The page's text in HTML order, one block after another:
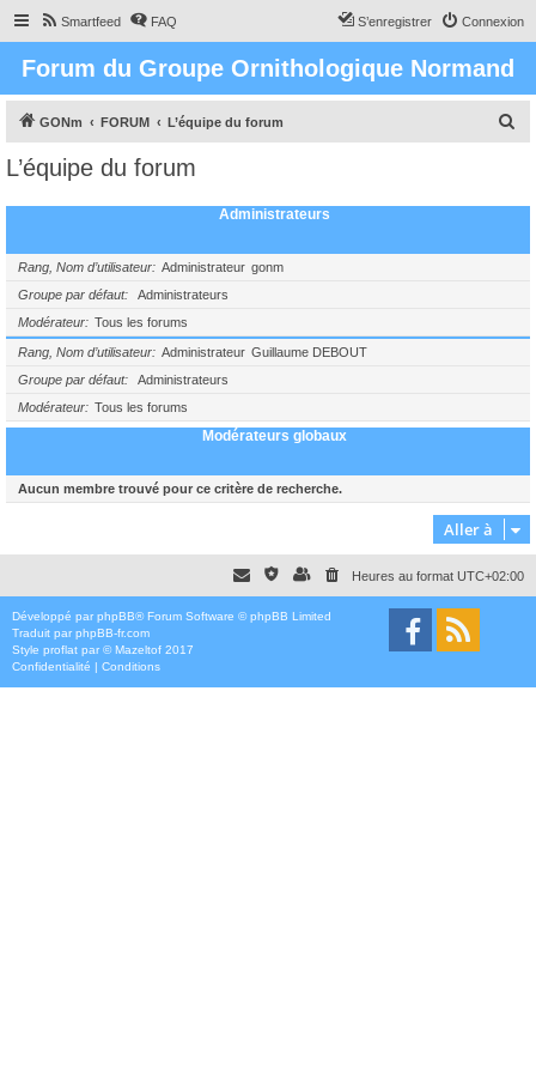
Smartfeed FAQ Connexion
S’enregistrer
Forum du Groupe Ornithologique Normand
GONm FORUM L’équipe du forum
h
L’équipe du forum
Administrateurs
Rang, Nom d’utilisateur Administrateur gonm
Groupe par défaut
Administrateurs
Modérateur
Tous les forums
Rang, Nom d’utilisateur Administrateur Guillaume DEBOUT
Groupe par défaut
Administrateurs
Modérateur
Tous les forums
Modérateurs globaux
Aucun membre trouvé pour ce critère de recherche.
Aller à
Heures au format UTC+02:00
Développé par phpBB® Forum Software © phpBB Limited
Traduit par phpBB-fr.com
Style proflat par ©Mazeltof 2017
Confidentialité | Conditions